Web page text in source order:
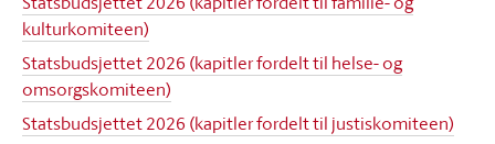
kulturkomiteen)
Statsbudsjettet 2026 (kapitler fordelt til helse- og
omsorgskomiteen)
Statsbudsjettet 2026 (kapitler fordelt til justiskomiteen)